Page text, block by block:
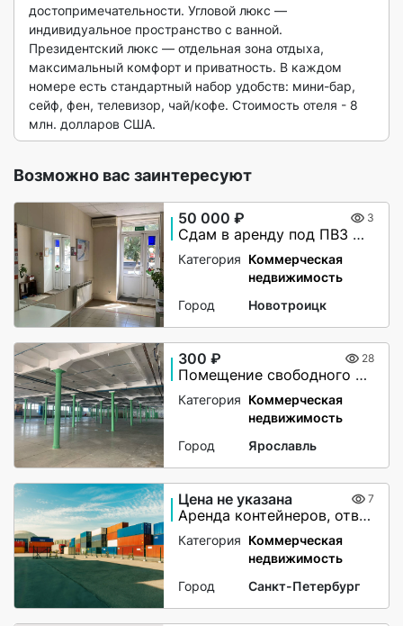
достопримечательности. Угловой люкс —
индивидуальное пространство с ванной.
Президентский люкс — отдельная зона отдыха,
максимальный комфорт и приватность. В каждом
номере есть стандартный набор удобств: мини-бар,
сейф, фен, телевизор, чай/кофе. Стоимость отеля - 8
млн. долларов США.
Возможно вас заинтересуют
50 000 ₽ 3
Сдам в аренду под ПВЗ маркетплейсов
Категория Коммерческая
недвижимость
Город
Новотроицк
300 ₽ 28
Помещение свободного назначения
Категория Коммерческая
недвижимость
Город
Ярославль
Цена не указана 7
Аренда контейнеров, ответственное хранение грузов
Категория Коммерческая
недвижимость
Город
Санкт-Петербург